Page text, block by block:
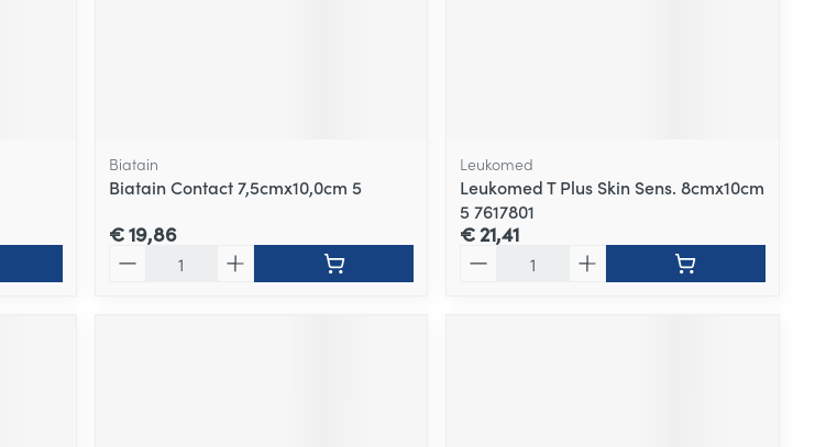
Biatain
Biatain Contact 7,5cmx10,0cm 5
€ 19,86
Leukomed
Leukomed T Plus Skin Sens. 8cmx10cm
5 7617801
€ 21,41